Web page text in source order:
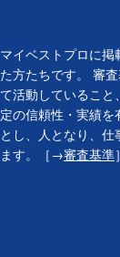
マイベストプロに
た方たちです。 審
て活動しているこ
定の信頼性・実績
とし、人となり、
ます。［→審査基準］